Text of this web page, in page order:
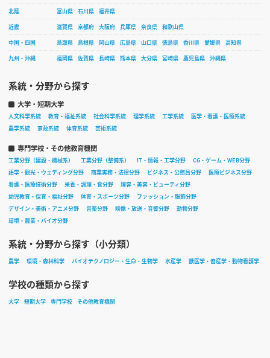
北陸
富山県 石川県
福井県
近畿
滋賀県 京都府 大阪府 兵庫県 奈良県
和歌山県
中国・四国
鳥取県 島根県 岡山県 広島県 山口県 徳島県 香川県 愛媛県
高知県
九州・沖縄
福岡県 佐賀県 長崎県 熊本県 大分県 宮崎県 鹿児島県 沖縄県
系統・分野から探す
大学・短期大学
人文科学系統 教育・福祉系統 社会科学系統 理学系統 工学系統
医学・看護・医療系統
農学系統
家政系統 体育系統 芸術系統
専門学校・その他教育機関
工業分野（建設・機械系） 工業分野（整備系） IT・情報・工学分野
CG・ゲーム・WEB分野
語学・観光・ウェディング分野
商業実務・法律分野 ビジネス・公務員分野
医療ビジネス分野
看護・医療技術分野
栄養・調理・食分野
理容・美容・ビューティ分野
幼児教育・保育・福祉分野
体育・スポーツ分野
ファッション・服飾分野
デザイン・美術・アニメ分野
音楽分野 映像・放送・音響分野
動物分野
環境・農業・バイオ分野
系統・分野から探す（小分類）
農学 環境・森林科学 バイオテクノロジー・生命・生物学 水産学 獣医学・畜産学・動物看護学
学校の種類から探す
大学 短期大学 専門学校 その他教育機関